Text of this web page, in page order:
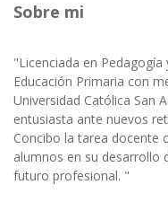
Sobre mi
"Licenciada en
Educación Primaria con
Universidad Católica San
entusiasta ante nuevos
Concibo la tarea docente
alumnos en su desarrollo
futuro profesional. "